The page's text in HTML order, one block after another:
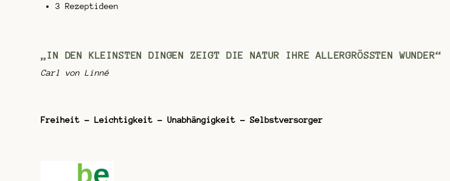
3 Rezeptideen
„IN DEN KLEINSTEN DINGEN ZEIGT DIE NATUR IHRE ALLERGRÖSSTEN WUNDER“
Carl von Linné
Freiheit – Leichtigkeit – Unabhängigkeit – Selbstversorger